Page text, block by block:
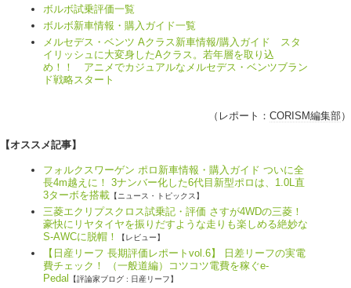
ボルボ試乗評価一覧
ボルボ新車情報・購入ガイド一覧
メルセデス・ベンツ Aクラス新車情報/購入ガイド スタ
イリッシュに大変身したAクラス。若年層を取り込
め！！ アニメでカジュアルなメルセデス・ベンツブラン
ド戦略スタート
（レポート： CORISM編集部）
【オススメ記事】
フォルクスワーゲン ポロ新車情報・購入ガイド ついに全
長4m越えに！ 3ナンバー化した6代目新型ポロは、1.0L直
3ターボを搭載 【ニュース・トピックス】
三菱エクリプスクロス試乗記・評価 さすが4WDの三菱！
豪快にリヤタイヤを振りだすような走りも楽しめる絶妙な
S-AWCに脱帽！
【レビュー】
【日産リーフ 長期評価レポートvol.6】 日差リーフの実電
費チェック！ （一般道編）コツコツ電費を稼ぐe-
Pedal
【評論家ブログ : 日産リーフ】